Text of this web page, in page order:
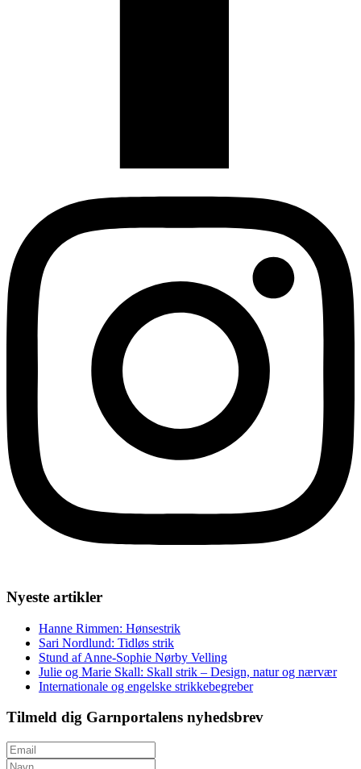
Nyeste artikler
Hanne Rimmen: Hønsestrik
Sari Nordlund: Tidløs strik
Stund af Anne-Sophie Nørby Velling
Julie og Marie Skall: Skall strik – Design, natur og nærvær
Internationale og engelske strikkebegreber
Tilmeld dig Garnportalens nyhedsbrev